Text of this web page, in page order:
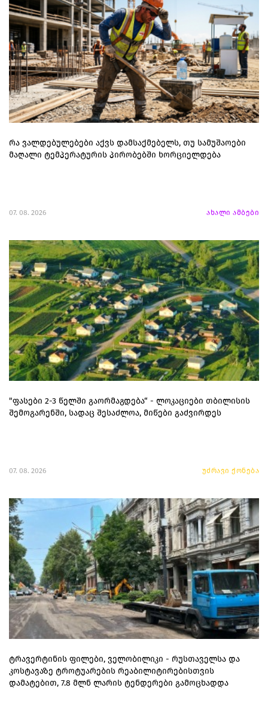
რა ვალდებულებები აქვს დამსაქმებელს, თუ სამუშაოები
მაღალი ტემპერატურის პირობებში ხორციელდება
07. 08. 2026 ახალი ამბები
"ფასები 2-3 წელში გაორმაგდება“ - ლოკაციები თბილისის
შემოგარენში, სადაც შესაძლოა, მიწები გაძვირდეს
07. 08. 2026 უძრავი ქონება
ტრავერტინის ფილები, ველობილიკი - რუსთაველსა და
კოსტავაზე ტროტუარების რეაბილიტირებისთვის
დამატებით, 7.8 მლნ ლარის ტენდერები გამოცხადდა